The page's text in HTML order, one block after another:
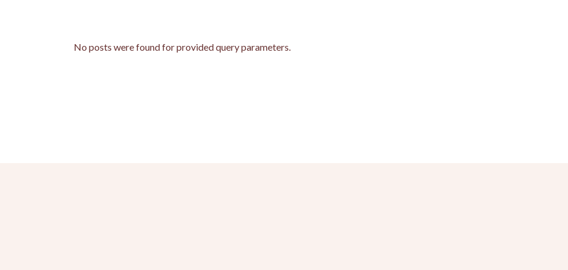
No posts were found for provided query parameters.